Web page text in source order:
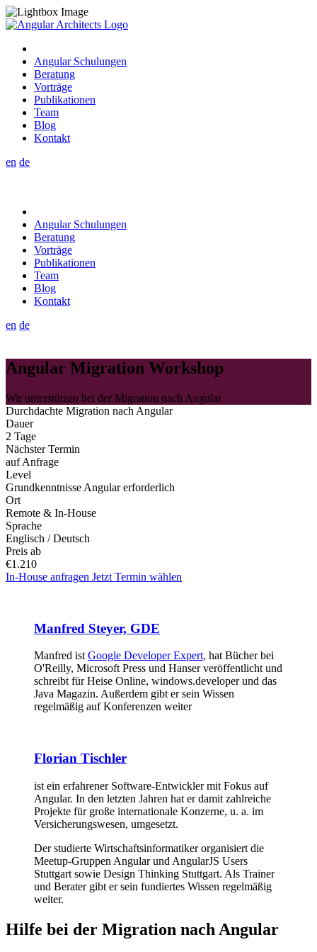
Angular Schulungen
Beratung
Vorträge
Publikationen
Team
Blog
Kontakt
en de
Angular Schulungen
Beratung
Vorträge
Publikationen
Team
Blog
Kontakt
en de
Angular Migration Workshop
Wir unterstützen bei der Migration nach Angular
Durchdachte Migration nach Angular
Dauer
2 Tage
Nächster Termin
auf Anfrage
Level
Grundkenntnisse Angular erforderlich
Ort
Remote & In-House
Sprache
Englisch / Deutsch
Preis ab
€1.210
In-House anfragen Jetzt Termin wählen
Manfred Steyer, GDE
Manfred ist Google Developer Expert, hat Bücher bei
O'Reilly, Microsoft Press und Hanser veröffentlicht und
schreibt für Heise Online, windows.developer und das
Java Magazin. Außerdem gibt er sein Wissen
regelmäßig auf Konferenzen weiter
Florian Tischler
ist ein erfahrener Software-Entwickler mit Fokus auf
Angular. In den letzten Jahren hat er damit zahlreiche
Projekte für große internationale Konzerne, u. a. im
Versicherungswesen, umgesetzt.
Der studierte Wirtschaftsinformatiker organisiert die
Meetup-Gruppen Angular und AngularJS Users
Stuttgart sowie Design Thinking Stuttgart. Als Trainer
und Berater gibt er sein fundiertes Wissen regelmäßig
weiter.
Hilfe bei der Migration nach Angular